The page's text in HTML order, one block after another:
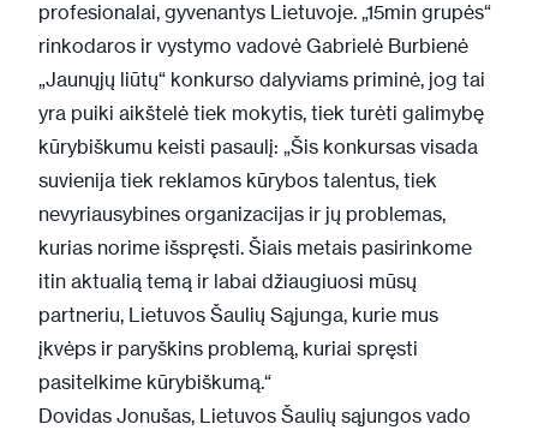
profesionalai, gyvenantys Lietuvoje. „15min grupės“
rinkodaros ir vystymo vadovė Gabrielė Burbienė
„Jaunųjų liūtų“ konkurso dalyviams priminė, jog tai
yra puiki aikštelė tiek mokytis, tiek turėti galimybę
kūrybiškumu keisti pasaulį: „Šis konkursas visada
suvienija tiek reklamos kūrybos talentus, tiek
nevyriausybines organizacijas ir jų problemas,
kurias norime išspręsti. Šiais metais pasirinkome
itin aktualią temą ir labai džiaugiuosi mūsų
partneriu, Lietuvos Šaulių Sąjunga, kurie mus
įkvėps ir paryškins problemą, kuriai spręsti
pasitelkime kūrybiškumą.“
Dovidas Jonušas, Lietuvos Šaulių sąjungos vado